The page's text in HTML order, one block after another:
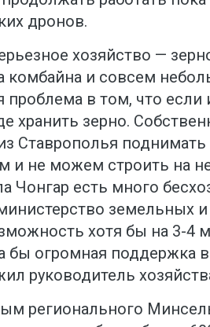
дронов.
хозяйство —
комбайна и совсем
проблема в том, что если
хранить зерно.
Ставрополья
и не можем строить на
Чонгар есть много
земельных
хотя бы на 3-4
бы огромная поддержка
руководитель
регионального